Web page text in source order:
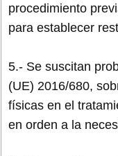
procedimiento
para establecer
5.- Se suscitan
(UE) 2016/680,
físicas en el
en orden a la